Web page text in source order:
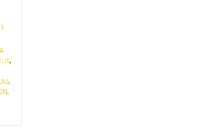
,
,
,